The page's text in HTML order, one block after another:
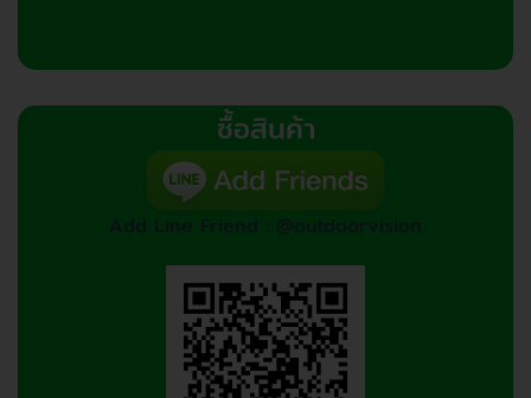
ซื้อสินค้า
Add Line Friend : @outdoorvision